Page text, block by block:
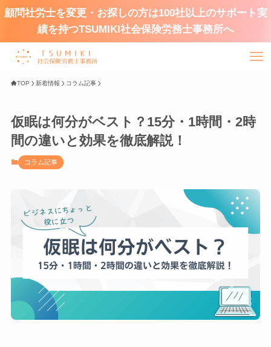
顧問社労士を変更・お探しの方は100社以上のサポート実
績を持つTSUMIKI社会保険労務士事務所へ
TOP 新着情報 コラム記事
仮眠は何分がベスト？15分・1時間・2時
間の違いと効果を徹底解説！
コラム記事